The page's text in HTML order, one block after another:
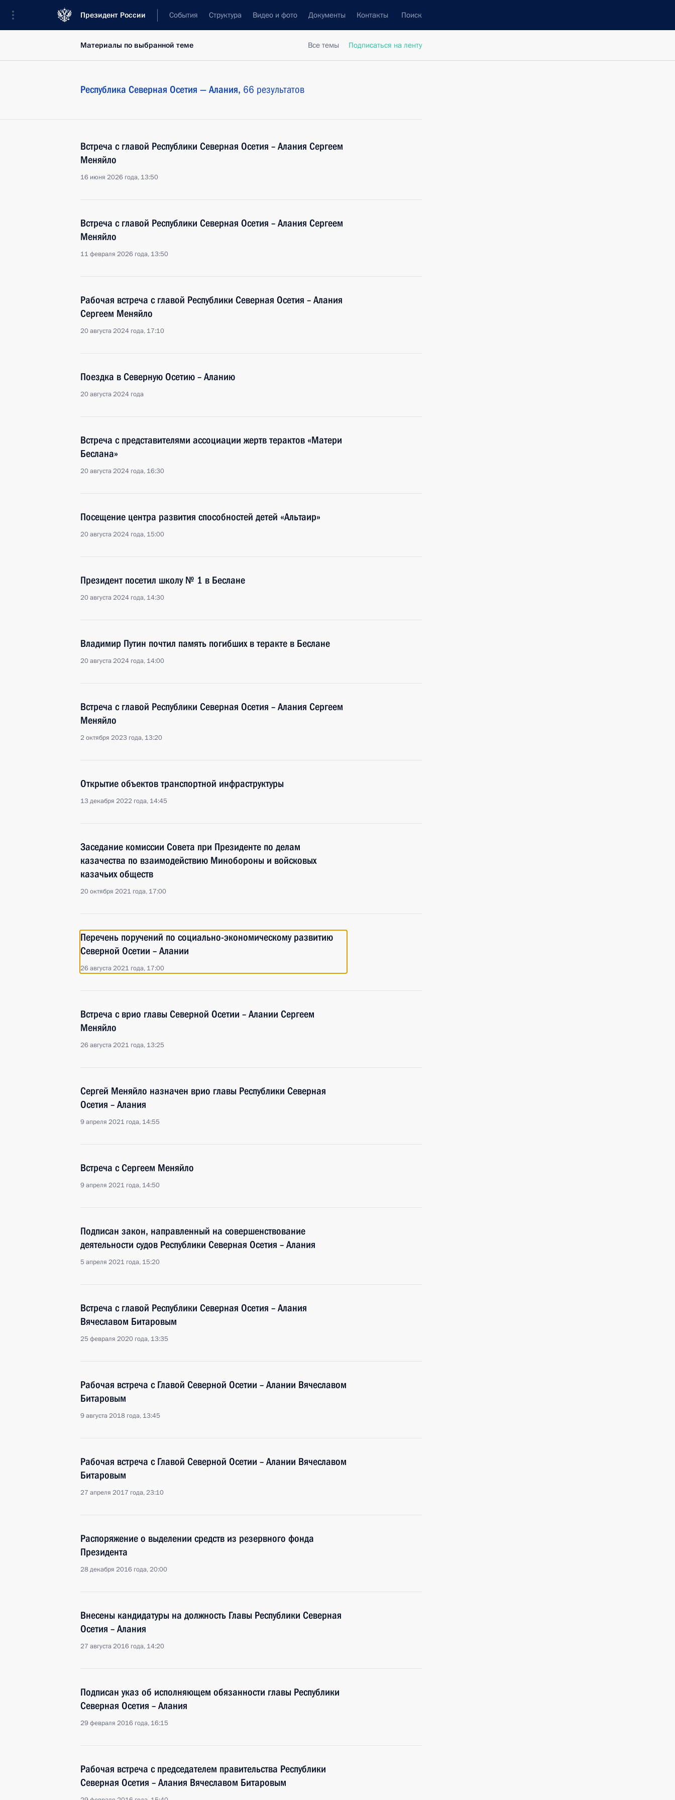
Президент России События Структура Видео и фото Документы Контакты Поиск
Все темы Подписаться на ленту
Материалы по выбранной теме
Республика Северная Осетия — Алания, 66 результатов
Встреча с главой Республики Северная Осетия – Алания Сергеем
Меняйло
16 июня 2026 года, 13:50
Встреча с главой Республики Северная Осетия – Алания Сергеем
Меняйло
11 февраля 2026 года, 13:50
Рабочая встреча с главой Республики Северная Осетия – Алания
Сергеем Меняйло
20 августа 2024 года, 17:10
Поездка в Северную Осетию – Аланию
20 августа 2024 года
Встреча с представителями ассоциации жертв терактов «Матери
Беслана»
20 августа 2024 года, 16:30
Посещение центра развития способностей детей «Альтаир»
20 августа 2024 года, 15:00
Президент посетил школу № 1 в Беслане
20 августа 2024 года, 14:30
Владимир Путин почтил память погибших в теракте в Беслане
20 августа 2024 года, 14:00
Встреча с главой Республики Северная Осетия – Алания Сергеем
Меняйло
2 октября 2023 года, 13:20
Открытие объектов транспортной инфраструктуры
13 декабря 2022 года, 14:45
Заседание комиссии Совета при Президенте по делам
казачества по взаимодействию Минобороны и войсковых
казачьих обществ
20 октября 2021 года, 17:00
Перечень поручений по социально-экономическому развитию
Северной Осетии – Алании
26 августа 2021 года, 17:00
Встреча с врио главы Северной Осетии – Алании Сергеем
Меняйло
26 августа 2021 года, 13:25
Сергей Меняйло назначен врио главы Республики Северная
Осетия – Алания
9 апреля 2021 года, 14:55
Встреча с Сергеем Меняйло
9 апреля 2021 года, 14:50
Подписан закон, направленный на совершенствование
деятельности судов Республики Северная Осетия – Алания
5 апреля 2021 года, 15:20
Встреча с главой Республики Северная Осетия – Алания
Вячеславом Битаровым
25 февраля 2020 года, 13:35
Рабочая встреча с Главой Северной Осетии – Алании Вячеславом
Битаровым
9 августа 2018 года, 13:45
Рабочая встреча с Главой Северной Осетии – Алании Вячеславом
Битаровым
27 апреля 2017 года, 23:10
Распоряжение о выделении средств из резервного фонда
Президента
28 декабря 2016 года, 20:00
Внесены кандидатуры на должность Главы Республики Северная
Осетия – Алания
27 августа 2016 года, 14:20
Подписан указ об исполняющем обязанности главы Республики
Северная Осетия – Алания
29 февраля 2016 года, 16:15
Рабочая встреча с председателем правительства Республики
Северная Осетия – Алания Вячеславом Битаровым